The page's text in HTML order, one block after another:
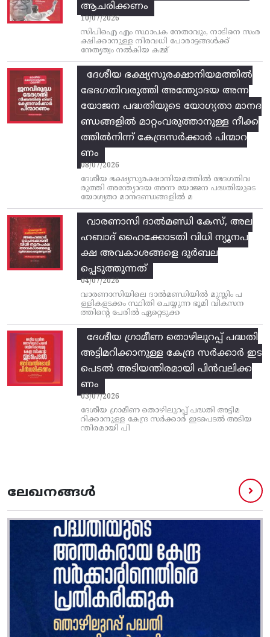
ആചരിക്കണം
10/07/2026
സിപിഐ എം സ്ഥാപക നേതാവും, നാടിനെ സംര
ക്ഷിക്കാനുള്ള നിരവധി പോരാട്ടങ്ങള്‍ക്ക്‌
നേതൃത്വം നല്‍കിയ കമ്മ്
ദേശീയ ഭക്ഷ്യസുരക്ഷാനിയമത്തിൽ
ഭേദഗതിവരുത്തി അന്ത്യോദയ അന്ന
യോജന പദ്ധതിയുടെ യോഗ്യതാ മാനദ
ണ്ഡങ്ങളിൽ മാറ്റംവരുത്താനുള്ള നീക്ക
ത്തിൽനിന്ന്‌ കേന്ദ്രസർക്കാർ പിന്മാറ
ണം
08/07/2026
ദേശീയ ഭക്ഷ്യസുരക്ഷാനിയമത്തിൽ ഭേദഗതിവ
രുത്തി അന്ത്യോദയ അന്ന യോജന പദ്ധതിയുടെ
യോഗ്യതാ മാനദണ്ഡങ്ങളിൽ മ
വാരണാസി ദാൽമണ്ഡി കേസ്, അല
ഹബാദ് ഹൈക്കോടതി വിധി ന്യൂനപ
ക്ഷ അവകാശങ്ങളെ ദുർബല
പ്പെടുത്തുന്നത്
04/07/2026
വാരണാസിയിലെ ദാൽമണ്ഡിയിൽ മുസ്ലിം പ
ള്ളികളടക്കം സ്ഥിതി ചെയ്യുന്ന ഭൂമി വികസന
ത്തിന്റെ പേരിൽ ഏറ്റെടുക്ക
ദേശീയ ഗ്രാമീണ തൊഴിലുറപ്പ്‌ പദ്ധതി
അട്ടിമറിക്കാനുള്ള കേന്ദ്ര സര്‍ക്കാര്‍ ഇട
പെടല്‍ അടിയന്തിരമായി പിന്‍വലിക്ക
ണം
03/07/2026
ദേശീയ ഗ്രാമീണ തൊഴിലുറപ്പ്‌ പദ്ധതി അട്ടിമ
റിക്കാനുള്ള കേന്ദ്ര സര്‍ക്കാര്‍ ഇടപെടല്‍ അടിയ
ന്തിരമായി പി
ലേഖനങ്ങൾ